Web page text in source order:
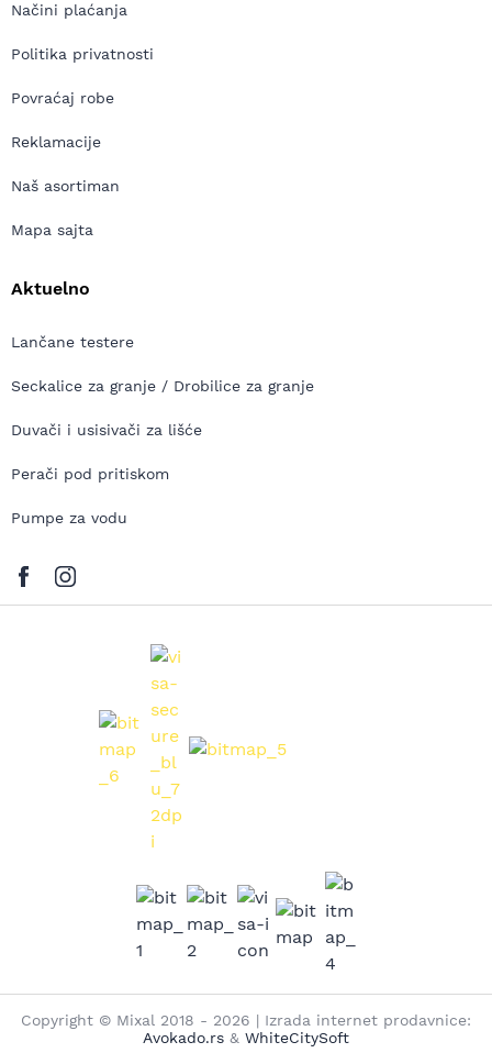
Načini plaćanja
Politika privatnosti
Povraćaj robe
Reklamacije
Naš asortiman
Mapa sajta
Aktuelno
Lančane testere
Seckalice za granje / Drobilice za granje
Duvači i usisivači za lišće
Perači pod pritiskom
Pumpe za vodu
Copyright © Mixal 2018 - 2026 | Izrada internet prodavnice:
Avokado.rs & WhiteCitySoft